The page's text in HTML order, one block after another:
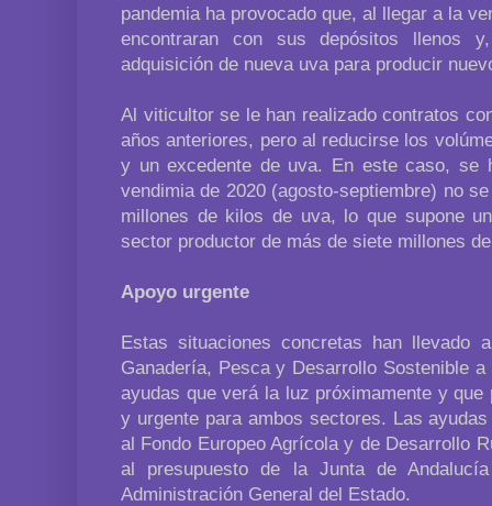
pandemia ha provocado que, al llegar a la
encontraran con sus depósitos llenos
adquisición de nueva uva para producir
Al viticultor se le han realizado contratos
años anteriores, pero al reducirse los
y un excedente de uva. En este caso, se
vendimia de 2020 (agosto-septiembre) no
millones de kilos de uva, lo que supone
sector productor de más de siete millones
Apoyo urgente
Estas situaciones concretas han llevado
Ganadería, Pesca y Desarrollo Sostenible
ayudas que verá la luz próximamente y
y urgente para ambos sectores. Las
al Fondo Europeo Agrícola y de Desarrollo
al presupuesto de la Junta de
Administración General del Estado.